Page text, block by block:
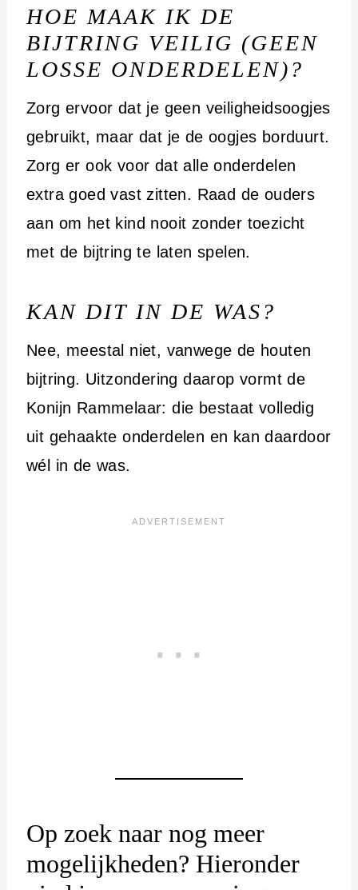
HOE MAAK IK DE
BIJTRING VEILIG (GEEN
LOSSE ONDERDELEN)?
Zorg ervoor dat je geen veiligheidsoogjes
gebruikt, maar dat je de oogjes borduurt.
Zorg er ook voor dat alle onderdelen
extra goed vast zitten. Raad de ouders
aan om het kind nooit zonder toezicht
met de bijtring te laten spelen.
KAN DIT IN DE WAS?
Nee, meestal niet, vanwege de houten
bijtring. Uitzondering daarop vormt de
Konijn Rammelaar: die bestaat volledig
uit gehaakte onderdelen en kan daardoor
wél in de was.
Op zoek naar nog meer
mogelijkheden? Hieronder